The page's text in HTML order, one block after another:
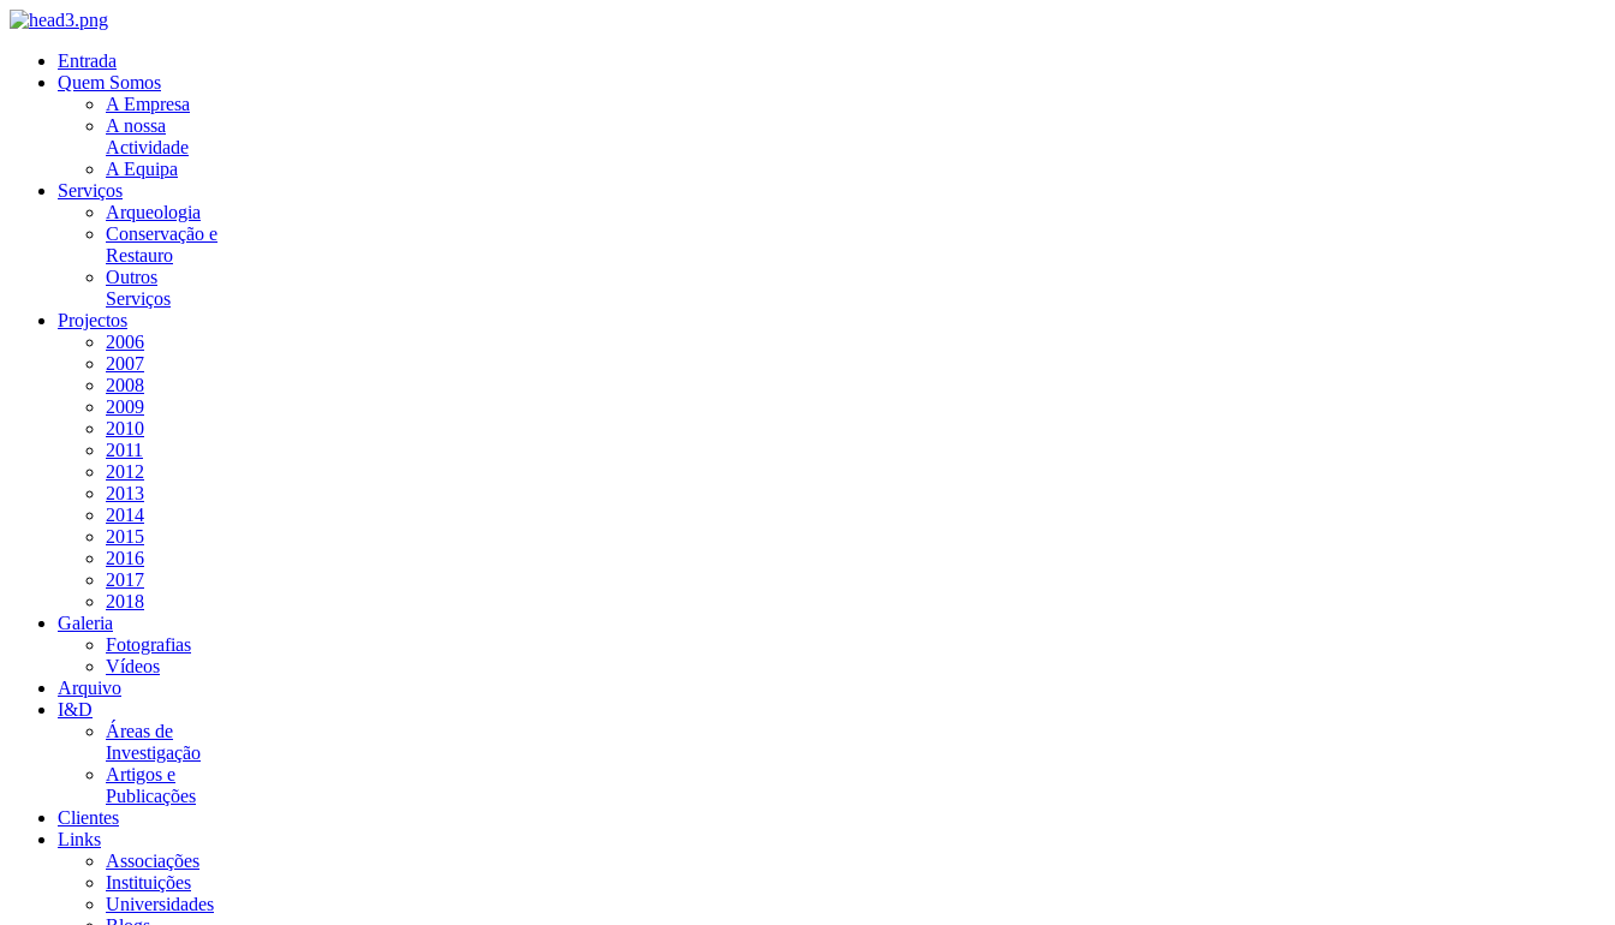
Entrada
Quem Somos
A Empresa
A nossa
Actividade
A Equipa
Serviços
Arqueologia
Conservação e
Restauro
Outros
Serviços
Projectos
2006
2007
2008
2009
2010
2011
2012
2013
2014
2015
2016
2017
2018
Galeria
Fotografias
Vídeos
Arquivo
I&D
Áreas de
Investigação
Artigos e
Publicações
Clientes
Links
Associações
Instituições
Universidades